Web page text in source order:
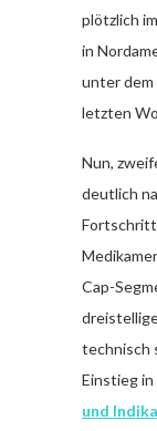
plötzlich
in
unter dem
letzten
Nun,
deutlich
Cap-
technisch
Einstieg in
und